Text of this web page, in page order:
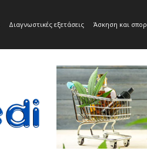
Διαγνωστικές εξετάσεις Άσκηση και σπορ